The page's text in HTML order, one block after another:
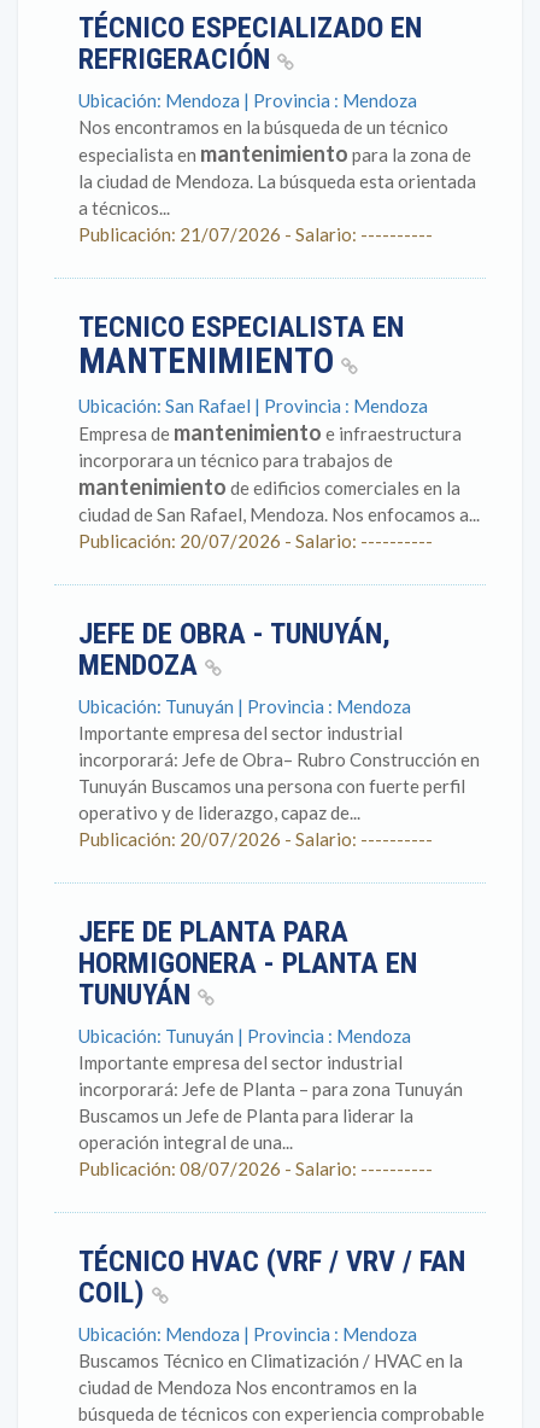
TÉCNICO ESPECIALIZADO EN
REFRIGERACIÓN
Ubicación: Mendoza | Provincia : Mendoza
Nos encontramos en la búsqueda de un técnico
especialista en mantenimiento para la zona de
la ciudad de Mendoza. La búsqueda esta orientada
a técnicos...
Publicación: 21/07/2026 - Salario: ----------
TECNICO ESPECIALISTA EN
MANTENIMIENTO
Ubicación: San Rafael | Provincia : Mendoza
Empresa de mantenimiento e infraestructura
incorporara un técnico para trabajos de
mantenimiento de edificios comerciales en la
ciudad de San Rafael, Mendoza. Nos enfocamos a...
Publicación: 20/07/2026 - Salario: ----------
JEFE DE OBRA - TUNUYÁN,
MENDOZA
Ubicación: Tunuyán | Provincia : Mendoza
Importante empresa del sector industrial
incorporará: Jefe de Obra– Rubro Construcción en
Tunuyán Buscamos una persona con fuerte perfil
operativo y de liderazgo, capaz de...
Publicación: 20/07/2026 - Salario: ----------
JEFE DE PLANTA PARA
HORMIGONERA - PLANTA EN
TUNUYÁN
Ubicación: Tunuyán | Provincia : Mendoza
Importante empresa del sector industrial
incorporará: Jefe de Planta – para zona Tunuyán
Buscamos un Jefe de Planta para liderar la
operación integral de una...
Publicación: 08/07/2026 - Salario: ----------
TÉCNICO HVAC (VRF / VRV / FAN
COIL)
Ubicación: Mendoza | Provincia : Mendoza
Buscamos Técnico en Climatización / HVAC en la
ciudad de Mendoza Nos encontramos en la
búsqueda de técnicos con experiencia comprobable